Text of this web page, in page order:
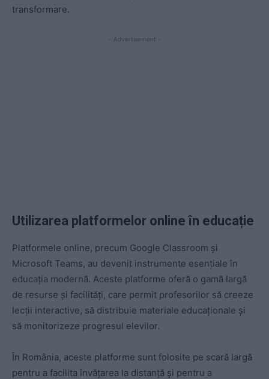
transformare.
- Advertisement -
Utilizarea platformelor online în educație
Platformele online, precum Google Classroom și
Microsoft Teams, au devenit instrumente esențiale în
educația modernă. Aceste platforme oferă o gamă largă
de resurse și facilități, care permit profesorilor să creeze
lecții interactive, să distribuie materiale educaționale și
să monitorizeze progresul elevilor.
În România, aceste platforme sunt folosite pe scară largă
pentru a facilita învățarea la distanță și pentru a